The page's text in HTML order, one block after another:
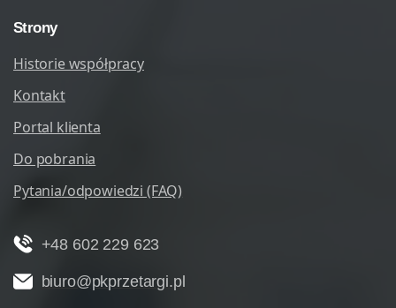
Strony
Historie współpracy
Kontakt
Portal klienta
Do pobrania
Pytania/odpowiedzi (FAQ)
+48 602 229 623
biuro@pkprzetargi.pl